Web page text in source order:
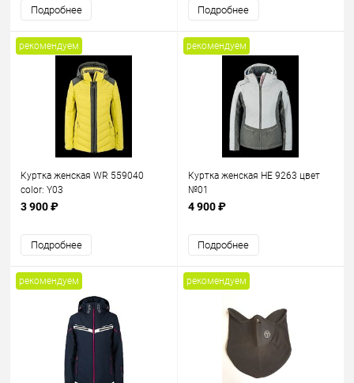
Подробнее Подробнее
рекомендуем
Куртка женская WR 559040
color: Y03
3 900 ₽
Подробнее
рекомендуем
Куртка женская HE 9263 цвет
№01
4 900 ₽
Подробнее
рекомендуем рекомендуем